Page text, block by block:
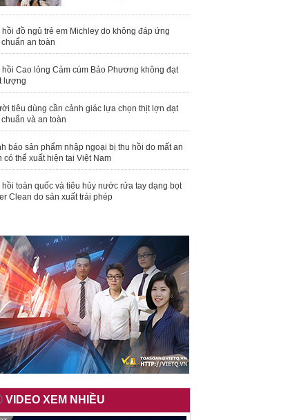
hồi đồ ngủ trẻ em Michley do không đáp ứng
an toàn
hồi Cao lỏng Cảm cúm Bảo Phương không đạt
lượng
tiêu dùng cần cảnh giác lựa chọn thịt lợn đạt
và an toàn
báo sản phẩm nhập ngoại bị thu hồi do mất an
có thể xuất hiện tại Việt Nam
hồi toàn quốc và tiêu hủy nước rửa tay dạng bọt
Clean do sản xuất trái phép
VIDEO XEM NHIỀU